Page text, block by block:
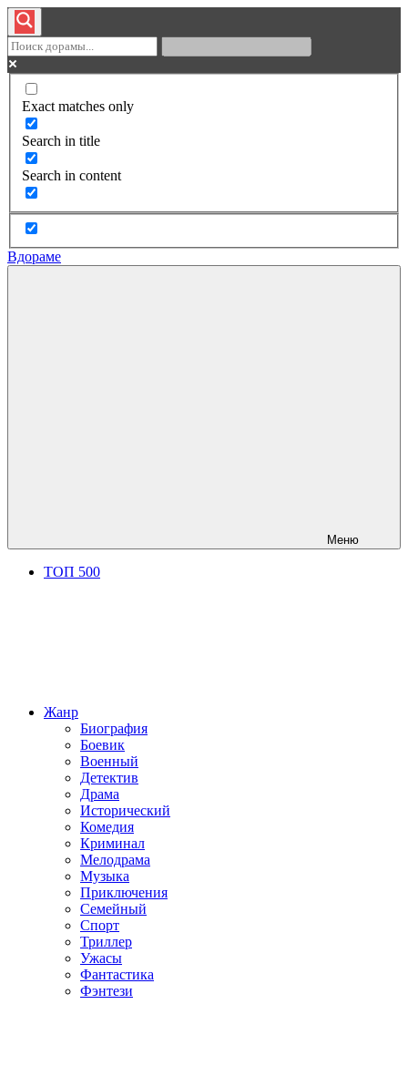
Exact matches only
Search in title
Search in content
Вдораме
Меню
ТОП 500
Жанр
Биография
Боевик
Военный
Детектив
Драма
Исторический
Комедия
Криминал
Мелодрама
Музыка
Приключения
Семейный
Спорт
Триллер
Ужасы
Фантастика
Фэнтези